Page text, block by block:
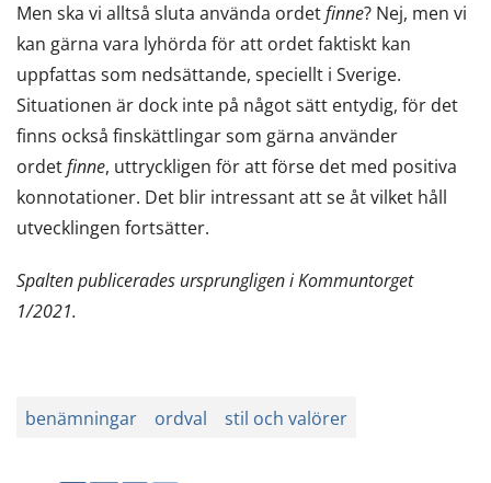
till
en
annan
tjänst)
Men ska vi alltså sluta använda ordetfinne? Nej, men vi
kan gärna vara lyhörda för att ordet faktiskt kan
uppfattas som nedsättande, speciellt i Sverige.
Situationen är dock inte på något sätt entydig, för det
finns också finskättlingar som gärna använder
ordetfinne, uttryckligen för att förse det med positiva
konnotationer. Det blir intressant att se åt vilket håll
utvecklingen fortsätter.
Spalten publicerades ursprungligen i Kommuntorget
1/2021.
benämningar ordval stil och valörer